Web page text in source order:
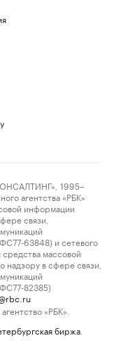
1995–
агентства «РБК»
информации
связи,
63848) и сетевого
средства массовой
в сфере связи,
82385)
«РБК».
биржа